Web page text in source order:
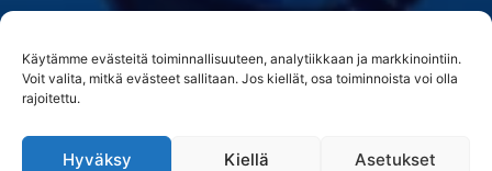
Käytämme evästeitä toiminnallisuuteen, analytiikkaan ja markkinointiin.
Voit valita, mitkä evästeet sallitaan. Jos kiellät, osa toiminnoista voi olla
rajoitettu.
Hyväksy Kiellä Asetukset